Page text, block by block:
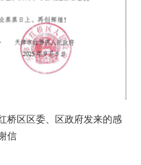
桥区区委、区政府发来的感
信